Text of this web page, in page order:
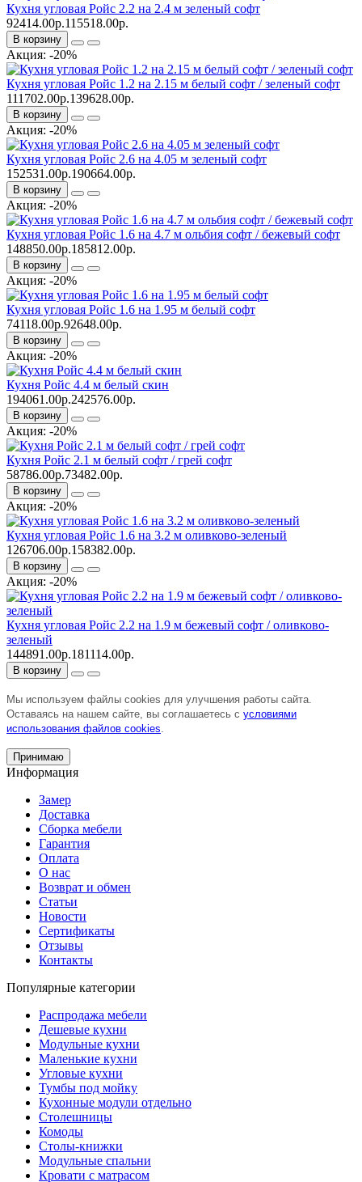
Кухня угловая Ройс 2.2 на 2.4 м зеленый софт
92414.00р.115518.00р.
В корзину
Акция: -20%
Кухня угловая Ройс 1.2 на 2.15 м белый софт / зеленый софт
111702.00р.139628.00р.
В корзину
Акция: -20%
Кухня угловая Ройс 2.6 на 4.05 м зеленый софт
152531.00р.190664.00р.
В корзину
Акция: -20%
Кухня угловая Ройс 1.6 на 4.7 м ольбия софт / бежевый софт
148850.00р.185812.00р.
В корзину
Акция: -20%
Кухня угловая Ройс 1.6 на 1.95 м белый софт
74118.00р.92648.00р.
В корзину
Акция: -20%
Кухня Ройс 4.4 м белый скин
194061.00р.242576.00р.
В корзину
Акция: -20%
Кухня Ройс 2.1 м белый софт / грей софт
58786.00р.73482.00р.
В корзину
Акция: -20%
Кухня угловая Ройс 1.6 на 3.2 м оливково-зеленый
126706.00р.158382.00р.
В корзину
Акция: -20%
Кухня угловая Ройс 2.2 на 1.9 м бежевый софт / оливково-
зеленый
144891.00р.181114.00р.
В корзину
Мы используем файлы cookies для улучшения работы сайта.
Оставаясь на нашем сайте, вы соглашаетесь с условиями
использования файлов cookies
Принимаю
Информация
Замер
Доставка
Сборка мебели
Гарантия
Оплата
О нас
Возврат и обмен
Статьи
Новости
Сертификаты
Отзывы
Контакты
Популярные категории
Распродажа мебели
Дешевые кухни
Модульные кухни
Маленькие кухни
Угловые кухни
Тумбы под мойку
Кухонные модули отдельно
Столешницы
Комоды
Столы-книжки
Модульные спальни
Кровати с матрасом